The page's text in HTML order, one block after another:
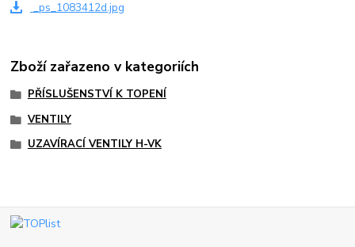
_ps_1083412d.jpg
Zboží zařazeno v kategoriích
PŘÍSLUŠENSTVÍ K TOPENÍ
VENTILY
UZAVÍRACÍ VENTILY H-VK